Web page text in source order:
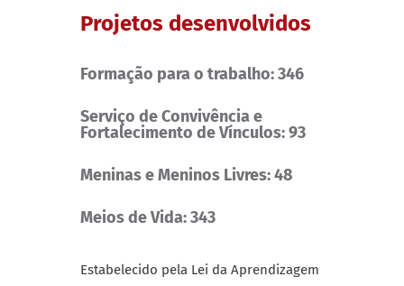
Projetos desenvolvidos
Formação para o trabalho: 346
Serviço de Convivência e
Fortalecimento de Vínculos: 93
Meninas e Meninos Livres: 48
Meios de Vida: 343
Estabelecido pela Lei da Aprendizagem